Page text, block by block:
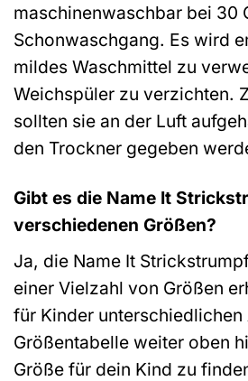
maschinenwaschbar bei 30
Schonwaschgang. Es wird
mildes Waschmittel zu
Weichspüler zu verzichten.
sollten sie an der Luft
den Trockner gegeben
Gibt es die Name It
verschiedenen Größen?
Ja, die Name It
einer Vielzahl von Größen
für Kinder unterschiedlichen
Größentabelle weiter oben
Größe für dein Kind zu